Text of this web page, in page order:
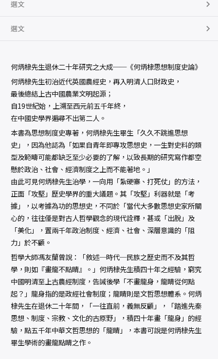
選文
選文
何炳棣先生退休二十年研究之大成──《何炳棣思想制度史論》
何炳棣先生初治近代英國農經史，再入明清人口財政史，
最後總結上古中國農業文明起源；
自19世紀始，上溯至西元前五千年終，
在中國史學界遍尋不出第二人。
本書為思想制度史專著，何炳棣先生畢生「久久不跳進思想
史」，因為他認為「如果自青年即專攻思想史，一生對史料的類
型及範疇可能都缺乏至少必要的了解，以致長期的研究寫作都空
懸於政治、社會、經濟制度之上而不能著地。」
由此可見何炳棣先生治學，一向用「紮硬寨、打死仗」的方法，
正面「攻堅」歷史學界的重大議題。其「攻堅」利器就是「考
據」，以考據為功的思想史，不同於「當代大多數思想史家所關
心的，往往僅是對古人哲學觀念的現代詮釋，甚或「出脫」及
「美化」，置兩千年政治制度、經濟、社會、深層意識的「阻
力」於不顧。
哲學大師馮友蘭曾說：「敘述─時代─民族之歷史而不及其哲
學，則如『畫龍不點睛』。」何炳棣先生積四十年之經驗，窮究
中國明清至上古農經制度，告誡後學「不畫龍身，龍睛從何點
起？」龍身指的是政經社會制度；龍睛則是文哲思想體系。何炳
棣先生在退休二十年間，「一往直前，義無反顧」，「踏進先秦
思想、制度、宗教、文化的古原野」，積四十年畫「龍身」的經
驗，點五千年中華文哲思想的「龍睛」，本書可說是何炳棣先生
畢生學術的畫龍點睛之作。